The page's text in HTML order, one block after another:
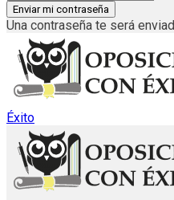
Una contraseña te será
Éxito